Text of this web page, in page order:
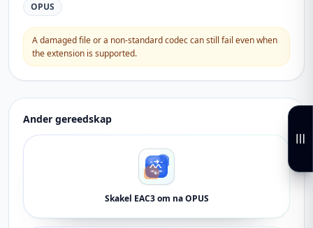
OPUS
A damaged file or a non-standard codec can still fail even when
the extension is supported.
Ander gereedskap
Skakel EAC3 om na OPUS